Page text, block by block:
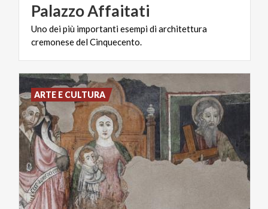
PalazzoAffaitati
Uno deipiù importantiesempidiarchitettura
cremonesedelCinquecento.
ARTE E CULTURA